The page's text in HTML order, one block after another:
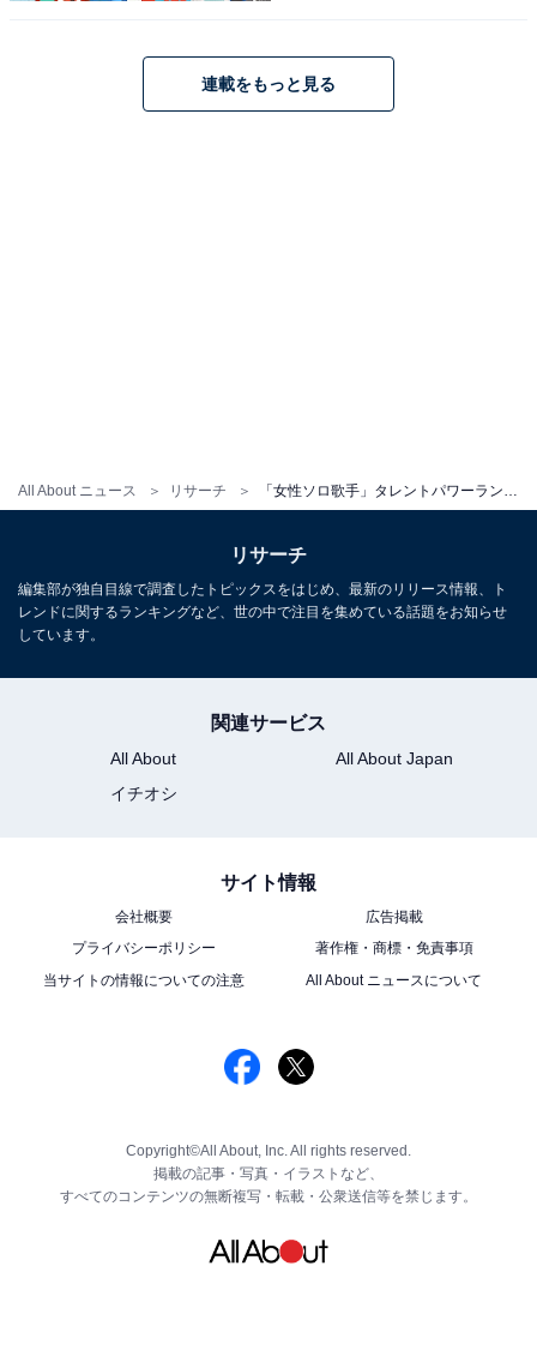
All About ニュース リサーチ 「女性ソロ歌手」タレントパワーランキング！ 3位「松任谷由実」、2位「あいみょん」、1位は？
連載をもっと見る
リサーチ
編集部が独自目線で調査したトピックスをはじめ、最新のリリース情報、ト
レンドに関するランキングなど、世の中で注目を集めている話題をお知らせ
しています。
関連サービス
All About
All About Japan
イチオシ
サイト情報
会社概要
広告掲載
プライバシーポリシー
著作権・商標・免責事項
当サイトの情報についての注意
All About ニュースについて
Copyright©All About, Inc. All rights reserved.
掲載の記事・写真・イラストなど、
すべてのコンテンツの無断複写・転載・公衆送信等を禁じます。